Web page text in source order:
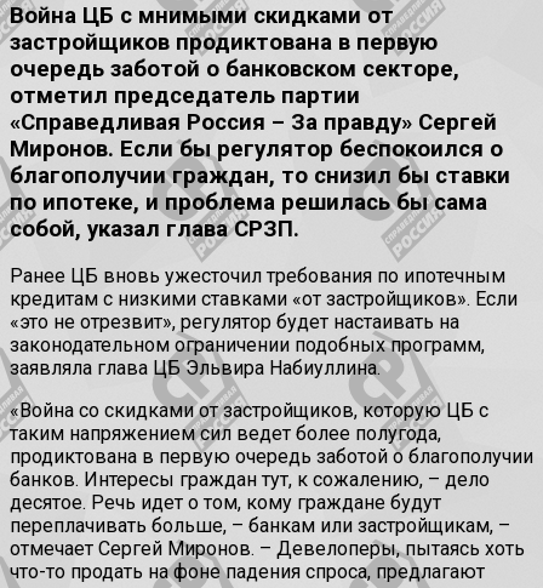
Война ЦБ с мнимыми скидками от
застройщиков продиктована в первую
очередь заботой о банковском секторе,
отметил председатель партии
«Справедливая Россия – За правду» Сергей
Миронов. Если бы регулятор беспокоился о
благополучии граждан, то снизил бы ставки
по ипотеке, и проблема решилась бы сама
собой, указал глава СРЗП.
Ранее ЦБ вновь ужесточил требования по ипотечным
кредитам с низкими ставками «от застройщиков». Если
«это не отрезвит», регулятор будет настаивать на
законодательном ограничении подобных программ,
заявляла глава ЦБ Эльвира Набиуллина.
«Война со скидками от застройщиков, которую ЦБ с
таким напряжением сил ведет более полугода,
продиктована в первую очередь заботой о благополучии
банков. Интересы граждан тут, к сожалению, – дело
десятое. Речь идет о том, кому граждане будут
переплачивать больше, – банкам или застройщикам, –
отмечает Сергей Миронов. – Девелоперы, пытаясь хоть
что-то продать на фоне падения спроса, предлагают